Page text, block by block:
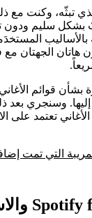
تبثّه، وكنت مع
سليم ودون
بالأساليب
هاتان الجهتان مع
بشأن قوائم
وسنجري بعد
تعتمد على
التي تمت